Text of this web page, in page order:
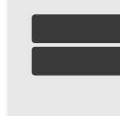
Dieses
Optionen
werden
Melde Sie sich